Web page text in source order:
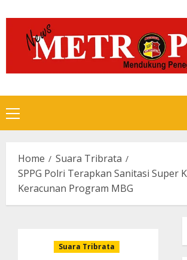
to
content
Primary
Menu
Home
Suara Tribrata
SPPG Polri Terapkan Sanitasi Super
Keracunan Program MBG
Suara Tribrata